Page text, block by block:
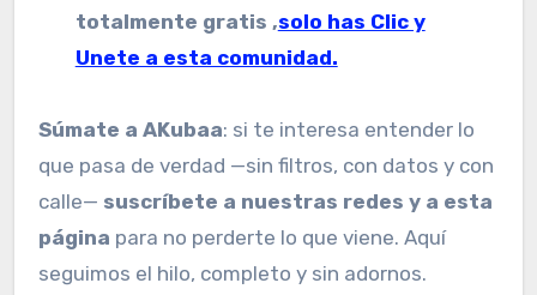
totalmente gratis ,solo has Clic y
Unete a esta comunidad.
Súmate a AKubaa: si te interesa entender lo
que pasa de verdad —sin filtros, con datos y con
calle— suscríbete a nuestras redes y a esta
página para no perderte lo que viene. Aquí
seguimos el hilo, completo y sin adornos.